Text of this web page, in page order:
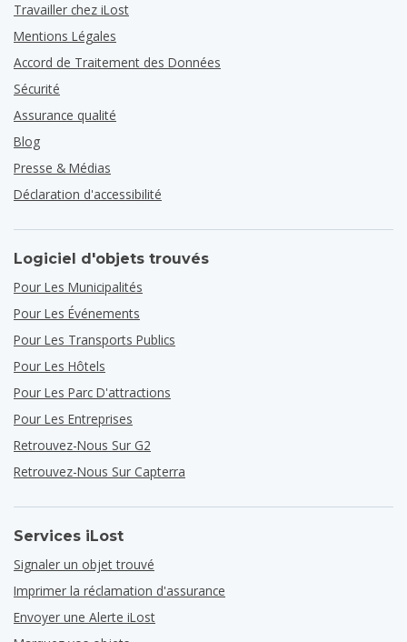
Travailler chez iLost
Mentions Légales
Accord de Traitement des Données
Sécurité
Assurance qualité
Blog
Presse & Médias
Déclaration d'accessibilité
Logiciel d'objets trouvés
Pour Les Municipalités
Pour Les Événements
Pour Les Transports Publics
Pour Les Hôtels
Pour Les Parc D'attractions
Pour Les Entreprises
Retrouvez-Nous Sur G2
Retrouvez-Nous Sur Capterra
Services iLost
Signaler un objet trouvé
Imprimer la réclamation d'assurance
Envoyer une Alerte iLost